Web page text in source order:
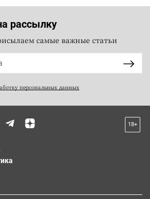
рассылку
самые важные статьи
персональных данных
18+